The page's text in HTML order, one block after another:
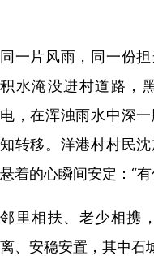
同一片风雨，同一份
积水淹没进村道路，
电，在浑浊雨水中深
知转移。洋港村村民
悬着的心瞬间安定：“
邻里相扶、老少相携
离、安稳安置，其中石